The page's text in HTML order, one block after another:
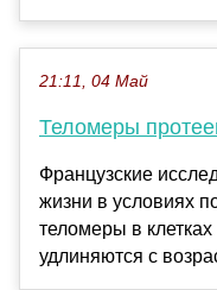
21:11, 04 Май
Теломеры
Французские
жизни в условиях
теломеры в
удлиняются с